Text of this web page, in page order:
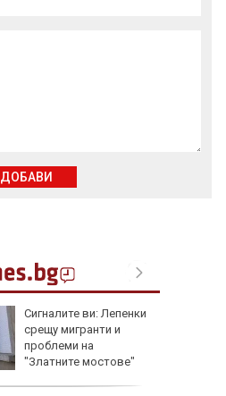
Сигналите ви: Лепенки
срещу мигранти и
проблеми на
"Златните мостове"
ДОБАВИ